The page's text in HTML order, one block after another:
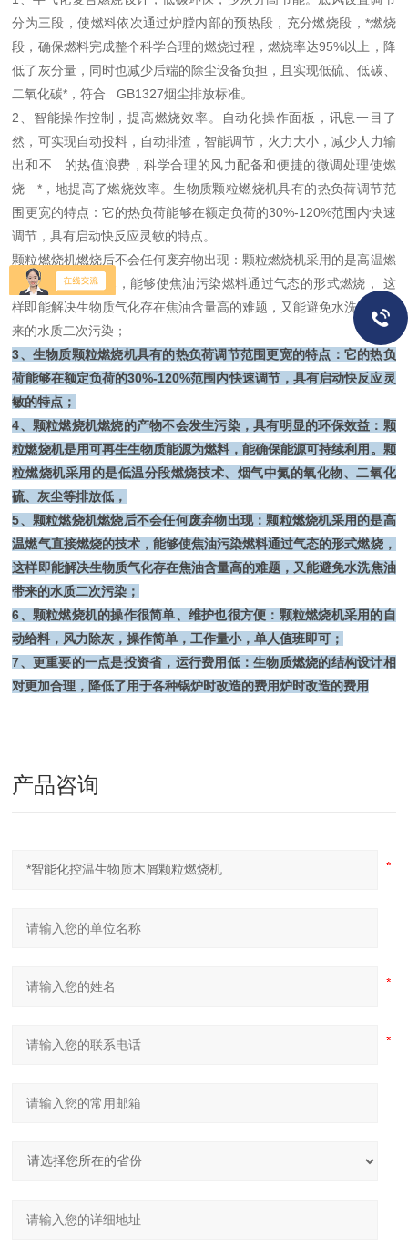
分为三段，使燃料依次通过炉膛内部的预热段，充分燃烧段，*燃烧
段，确保燃料完成整个科学合理的燃烧过程，燃烧率达95%以上，降
低了灰分量，同时也减少后端的除尘设备负担，且实现低硫、低碳、
二氧化碳*，符合 GB1327烟尘排放标准。
2、智能操作控制，提高燃烧效率。自动化操作面板，讯息一目了
然，可实现自动投料，自动排渣，智能调节，火力大小，减少人力输
出和不 的热值浪费，科学合理的风力配备和便捷的微调处理使燃
烧 *，地提高了燃烧效率。生物质颗粒燃烧机具有的热负荷调节范
围更宽的特点：它的热负荷能够在额定负荷的30%-120%范围内快速
调节，具有启动快反应灵敏的特点。
颗粒燃烧机燃烧后不会任何废弃物出现：颗粒燃烧机采用的是高温燃
气直接燃烧的技术，能够使焦油污染燃料通过气态的形式燃烧， 这
样即能解决生物质气化存在焦油含量高的难题，又能避免水洗焦油带
来的水质二次污染；
3、生物质颗粒燃烧机具有的热负荷调节范围更宽的特点：它的热负
荷能够在额定负荷的30%-120%范围内快速调节，具有启动快反应灵
敏的特点；
4、颗粒燃烧机燃烧的产物不会发生污染，具有明显的环保效益：颗
粒燃烧机是用可再生生物质能源为燃料，能确保能源可持续利用。颗
粒燃烧机采用的是低温分段燃烧技术、烟气中氮的氧化物、二氧化
硫、灰尘等排放低，
5、颗粒燃烧机燃烧后不会任何废弃物出现：颗粒燃烧机采用的是高
温燃气直接燃烧的技术，能够使焦油污染燃料通过气态的形式燃烧，
这样即能解决生物质气化存在焦油含量高的难题，又能避免水洗焦油
带来的水质二次污染；
6、颗粒燃烧机的操作很简单、维护也很方便：颗粒燃烧机采用的自
动给料，风力除灰，操作简单，工作量小，单人值班即可；
7、更重要的一点是投资省，运行费用低：生物质燃烧的结构设计相
对更加合理，降低了用于各种锅炉时改造的费用炉时改造的费用
产品咨询